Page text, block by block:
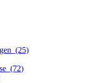
(25)
(72)